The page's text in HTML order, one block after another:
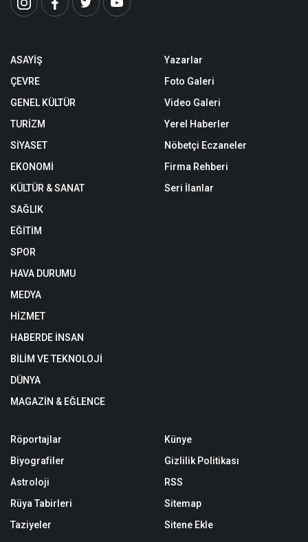
ASAYİŞ
ÇEVRE
GENEL KÜLTÜR
TURİZM
SİYASET
EKONOMİ
KÜLTÜR & SANAT
SAĞLIK
EĞİTİM
SPOR
HAVA DURUMU
MEDYA
HİZMET
HABERDE İNSAN
BİLİM VE TEKNOLOJİ
DÜNYA
MAGAZİN & EĞLENCE
Yazarlar
Foto Galeri
Video Galeri
Yerel Haberler
Nöbetçi Eczaneler
Firma Rehberi
Seri İlanlar
Röportajlar
Biyografiler
Astroloji
Rüya Tabirleri
Taziyeler
Künye
Gizlilik Politikası
RSS
Sitemap
Sitene Ekle